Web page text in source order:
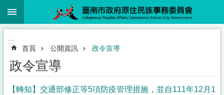
跳到主要內容區塊
:::
首頁 公開資訊 政令宣導
政令宣導
【轉知】交通部修正等5項防疫管理措施，並自111年12月1